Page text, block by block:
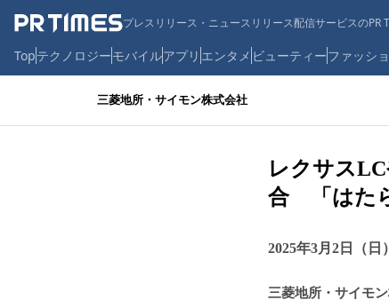
プレスリリース・ニュースリリース配信サービスのPR
Topテクノロジーモバイルアプリ エンタメ ビューティーファッシ
三菱地所・サイモン株式会社
レクサス
合 「はた
2025年3月2日（日
三菱地所・サイモ